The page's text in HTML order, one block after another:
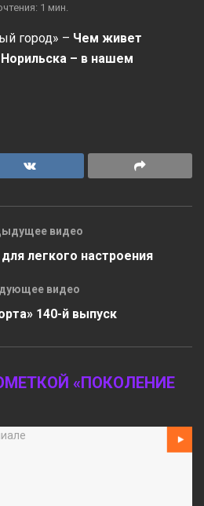
1 мин.
город» – Чем живет
– в нашем
видео
легкого настроения
видео
140-й выпуск
«ПОКОЛЕНИЕ